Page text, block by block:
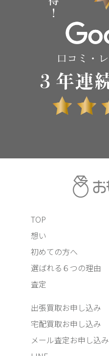
TOP
想い
初めての方へ
選ばれる６つの理由
査定
出張買取お申し込み
宅配買取お申し込み
メール査定お申し込み